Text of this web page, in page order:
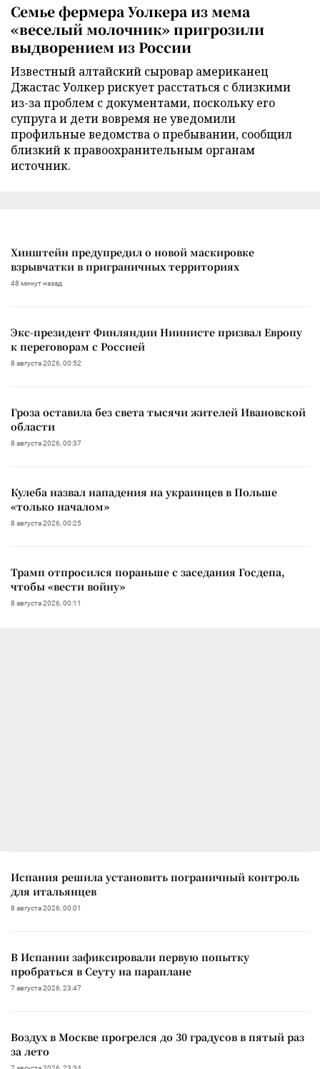
Семье фермера Уолкера из мема
«веселый молочник» пригрозили
выдворением из России
Известный алтайский сыровар американец
Джастас Уолкер рискует расстаться с близкими
из-за проблем с документами, поскольку его
супруга и дети вовремя не уведомили
профильные ведомства о пребывании, сообщил
близкий к правоохранительным органам
источник.
Хинштейн предупредил о новой маскировке
взрывчатки в приграничных территориях
48 минут назад
Экс-президент Финляндии Ниинисте призвал Европу
к переговорам с Россией
8 августа 2026, 00:52
Гроза оставила без света тысячи жителей Ивановской
области
8 августа 2026, 00:37
Кулеба назвал нападения на украинцев в Польше
«только началом»
8 августа 2026, 00:25
Трамп отпросился пораньше с заседания Госдепа,
чтобы «вести войну»
8 августа 2026, 00:11
Испания решила установить пограничный контроль
для итальянцев
8 августа 2026, 00:01
В Испании зафиксировали первую попытку
пробраться в Сеуту на параплане
7 августа 2026, 23:47
Воздух в Москве прогрелся до 30 градусов в пятый раз
за лето